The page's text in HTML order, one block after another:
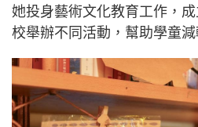
她投身藝術文化教育工作，
校舉辦不同活動，幫助學童減